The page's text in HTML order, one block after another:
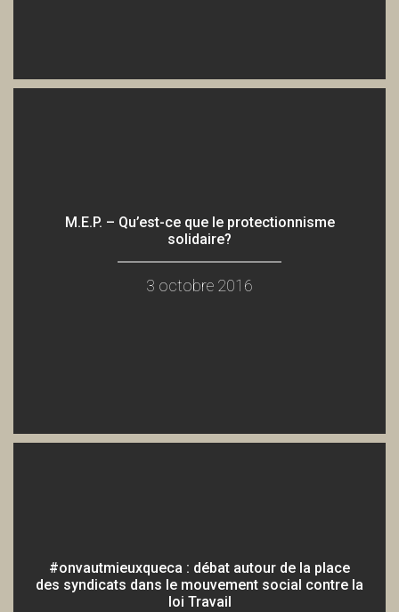
M.E.P. – Qu’est-ce que le protectionnisme
solidaire?
3 octobre 2016
#onvautmieuxqueca : débat autour de la place
des syndicats dans le mouvement social contre la
loi Travail